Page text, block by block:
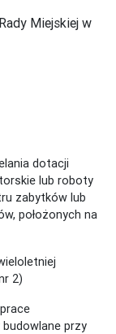
Miejskiej w
dotacji
lub roboty
zabytków lub
położonych na
2)
przy